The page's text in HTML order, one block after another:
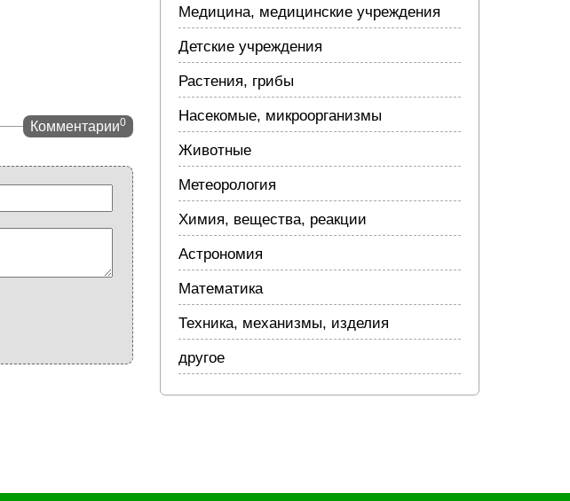
Комментарии0
Медицина, медицинские учреждения
Детские учреждения
Растения, грибы
Насекомые, микроорганизмы
Животные
Метеорология
Химия, вещества, реакции
Астрономия
Математика
Техника, механизмы, изделия
другое